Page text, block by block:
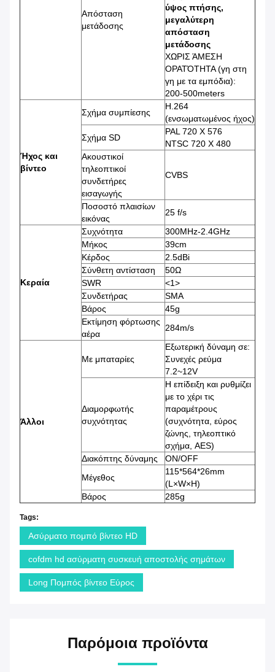
Απόσταση
μετάδοσης
ύψος πτήσης,
μεγαλύτερη
απόσταση
μετάδοσης
ΧΩΡΙΣ ΆΜΕΣΗ
ΟΡΑΤΌΤΗΤΑ (γη στη
γη με τα εμπόδια):
200-500meters
Ήχος και
βίντεο
Σχήμα συμπίεσης
H.264
(ενσωματωμένος ήχος)
Σχήμα SD
PAL 720 X 576
NTSC 720 X 480
Ακουστικοί
τηλεοπτικοί
συνδετήρες
εισαγωγής
CVBS
Ποσοστό πλαισίων
εικόνας
25 f/s
Κεραία
Συχνότητα
300MHz-2.4GHz
Μήκος
39cm
Κέρδος
2.5dBi
Σύνθετη αντίσταση
50Ω
SWR
<1>
Συνδετήρας
SMA
Βάρος
45g
Εκτίμηση φόρτωσης
αέρα
284m/s
Άλλοι
Με μπαταρίες
Εξωτερική δύναμη σε:
Συνεχές ρεύμα
7.2~12V
Διαμορφωτής
συχνότητας
Η επίδειξη και ρυθμίζει
με το χέρι τις
παραμέτρους
(συχνότητα, εύρος
ζώνης, τηλεοπτικό
σχήμα, AES)
Διακόπτης δύναμης
ON/OFF
Μέγεθος
115*564*26mm
(L×W×H)
Βάρος
285g
Tags:
Ασύρματο πομπό βίντεο HD
cofdm hd ασύρματη συσκευή αποστολής σημάτων
Long Πομπός βίντεο Εύρος
Παρόμοια προϊόντα